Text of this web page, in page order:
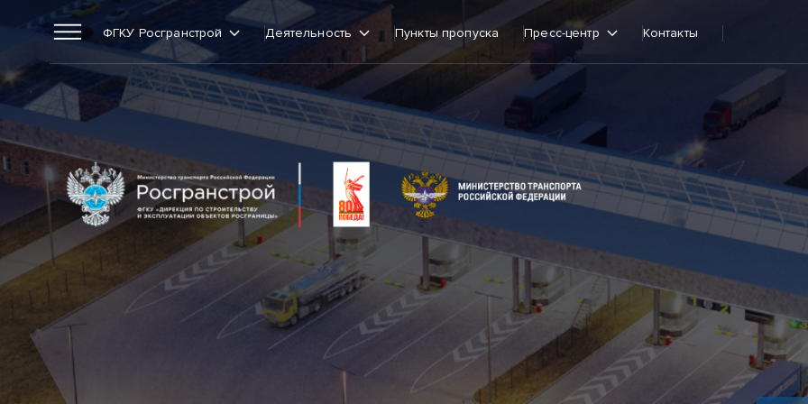
ФГКУ Росгранстрой Деятельность Пункты пропуска Пресс-центр Контакты
ФГКУ Росгранстрой